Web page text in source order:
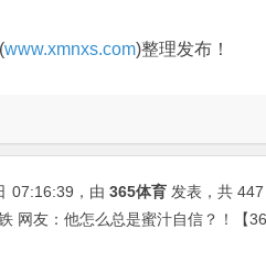
(www.xmnxs.com)整理发布！
07:16:39 ，由 365体育 发表，共 447
网友：他怎么总是蜜汁自信？！【